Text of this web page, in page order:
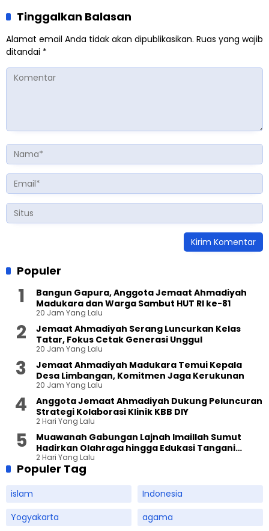
Tinggalkan Balasan
Alamat email Anda tidak akan dipublikasikan. Ruas yang wajib
ditandai *
Populer
Bangun Gapura, Anggota Jemaat Ahmadiyah
Madukara dan Warga Sambut HUT RI ke-81
20 Jam Yang Lalu
Jemaat Ahmadiyah Serang Luncurkan Kelas
Tatar, Fokus Cetak Generasi Unggul
20 Jam Yang Lalu
Jemaat Ahmadiyah Madukara Temui Kepala
Desa Limbangan, Komitmen Jaga Kerukunan
20 Jam Yang Lalu
Anggota Jemaat Ahmadiyah Dukung Peluncuran
Strategi Kolaborasi Klinik KBB DIY
2 Hari Yang Lalu
Muawanah Gabungan Lajnah Imaillah Sumut
Hadirkan Olahraga hingga Edukasi Tangani
Sampah
2 Hari Yang Lalu
Populer Tag
islam
Indonesia
Yogyakarta
agama